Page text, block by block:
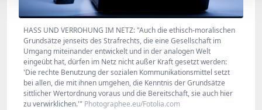
HASS UND VERROHUNG IM NETZ: "Auch die ethisch-moralischen
Grundsätze jenseits des Strafrechts, die eine Gesellschaft im
Umgang miteinander entwickelt und in der analogen Welt
eingeübt hat, dürfen im Netz nicht außer Kraft gesetzt werden:
'Die rechte Benutzung der sozialen Kommunikationsmittel setzt
bei allen, die mit ihnen umgehen, die Kenntnis der Grundsätze
sittlicher Wertordnung voraus und die Bereitschaft, sie auch hier
zu verwirklichen.'" Photographee.eu/Fotolia.com